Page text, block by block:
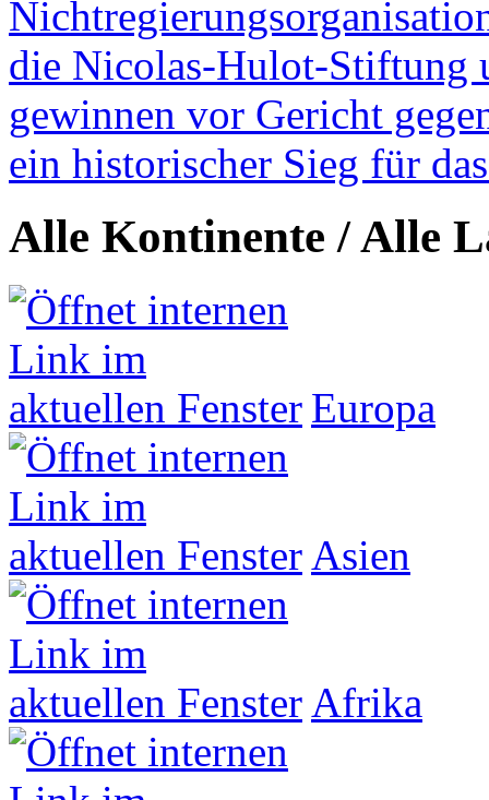
die Nicolas-Hulot-Stiftung
gewinnen vor Gericht
ein historischer Sieg für
Alle Kontinente / Alle
Europa
Asien
Afrika